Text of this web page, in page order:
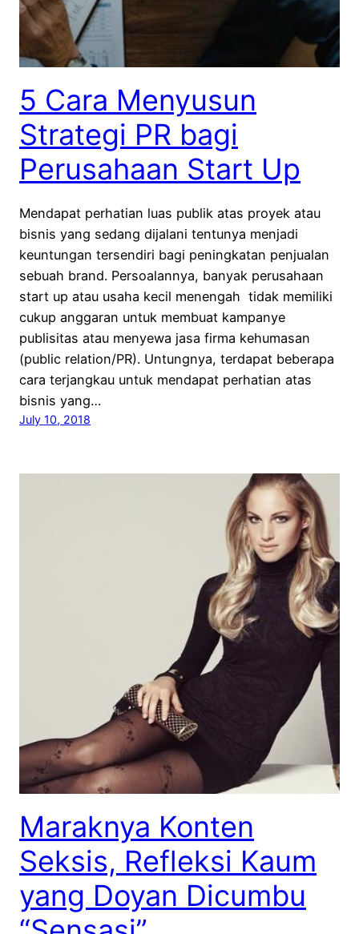
5 Cara Menyusun
Strategi PR bagi
Perusahaan Start Up
Mendapat perhatian luas publik atas proyek atau
bisnis yang sedang dijalani tentunya menjadi
keuntungan tersendiri bagi peningkatan penjualan
sebuah brand. Persoalannya, banyak perusahaan
start up atau usaha kecil menengah tidak memiliki
cukup anggaran untuk membuat kampanye
publisitas atau menyewa jasa firma kehumasan
(public relation/PR). Untungnya, terdapat beberapa
cara terjangkau untuk mendapat perhatian atas
bisnis yang…
July 10, 2018
Maraknya Konten
Seksis, Refleksi Kaum
yang Doyan Dicumbu